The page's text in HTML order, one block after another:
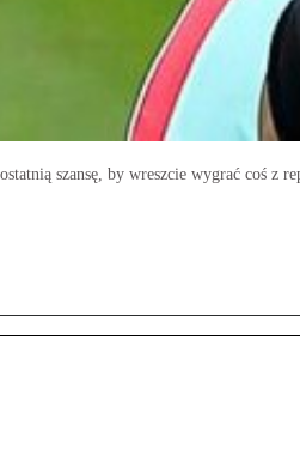
szansę, by wreszcie wygrać coś z